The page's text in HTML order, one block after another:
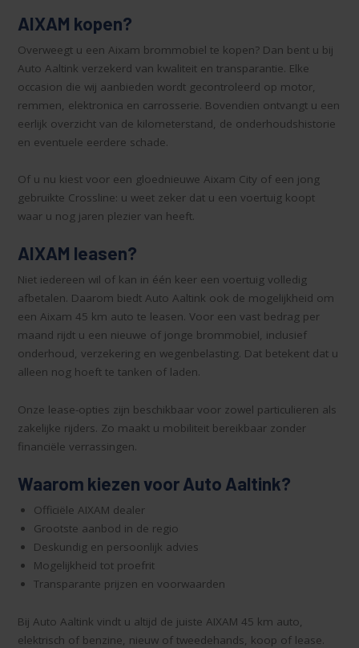
AIXAM kopen?
Overweegt u een Aixam brommobiel te kopen? Dan bent u bij
Auto Aaltink verzekerd van kwaliteit en transparantie. Elke
occasion die wij aanbieden wordt gecontroleerd op motor,
remmen, elektronica en carrosserie. Bovendien ontvangt u een
eerlijk overzicht van de kilometerstand, de onderhoudshistorie
en eventuele eerdere schade.
Of u nu kiest voor een gloednieuwe Aixam City of een jong
gebruikte Crossline: u weet zeker dat u een voertuig koopt
waar u nog jaren plezier van heeft.
AIXAM leasen?
Niet iedereen wil of kan in één keer een voertuig volledig
afbetalen. Daarom biedt Auto Aaltink ook de mogelijkheid om
een Aixam 45 km auto te leasen. Voor een vast bedrag per
maand rijdt u een nieuwe of jonge brommobiel, inclusief
onderhoud, verzekering en wegenbelasting. Dat betekent dat u
alleen nog hoeft te tanken of laden.
Onze lease-opties zijn beschikbaar voor zowel particulieren als
zakelijke rijders. Zo maakt u mobiliteit bereikbaar zonder
financiële verrassingen.
Waarom kiezen voor Auto Aaltink?
Officiële AIXAM dealer
Grootste aanbod in de regio
Deskundig en persoonlijk advies
Mogelijkheid tot proefrit
Transparante prijzen en voorwaarden
Bij Auto Aaltink vindt u altijd de juiste AIXAM 45 km auto,
elektrisch of benzine, nieuw of tweedehands, koop of lease.